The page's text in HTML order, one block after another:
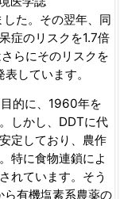
た。その翌年、同
症のリスクを1.7倍
らにそのリスクを
しています。
的に、1960年を
しかし、DDTに代
定しており、農作
特に食物連鎖によ
れています。そう
有機塩素系農薬の